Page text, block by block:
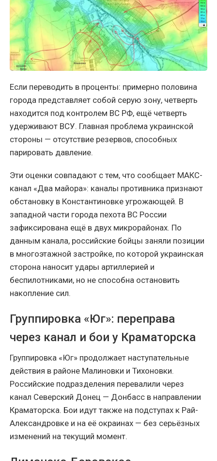
Если переводить в проценты: примерно половина
города представляет собой серую зону, четверть
находится под контролем ВС РФ, ещё четверть
удерживают ВСУ. Главная проблема украинской
стороны — отсутствие резервов, способных
парировать давление.
Эти оценки совпадают с тем, что сообщает МАКС-
канал «Два майора»: каналы противника признают
обстановку в Константиновке угрожающей. В
западной части города пехота ВС России
зафиксирована ещё в двух микрорайонах. По
данным канала, российские бойцы заняли позиции
в многоэтажной застройке, по которой украинская
сторона наносит удары артиллерией и
беспилотниками, но не способна остановить
накопление сил.
Группировка «Юг»: переправа
через канал и бои у Краматорска
Группировка «Юг» продолжает наступательные
действия в районе Малиновки и Тихоновки.
Российские подразделения перевалили через
канал Северский Донец — Донбасс в направлении
Краматорска. Бои идут также на подступах к Рай-
Александровке и на её окраинах — без серьёзных
изменений на текущий момент.